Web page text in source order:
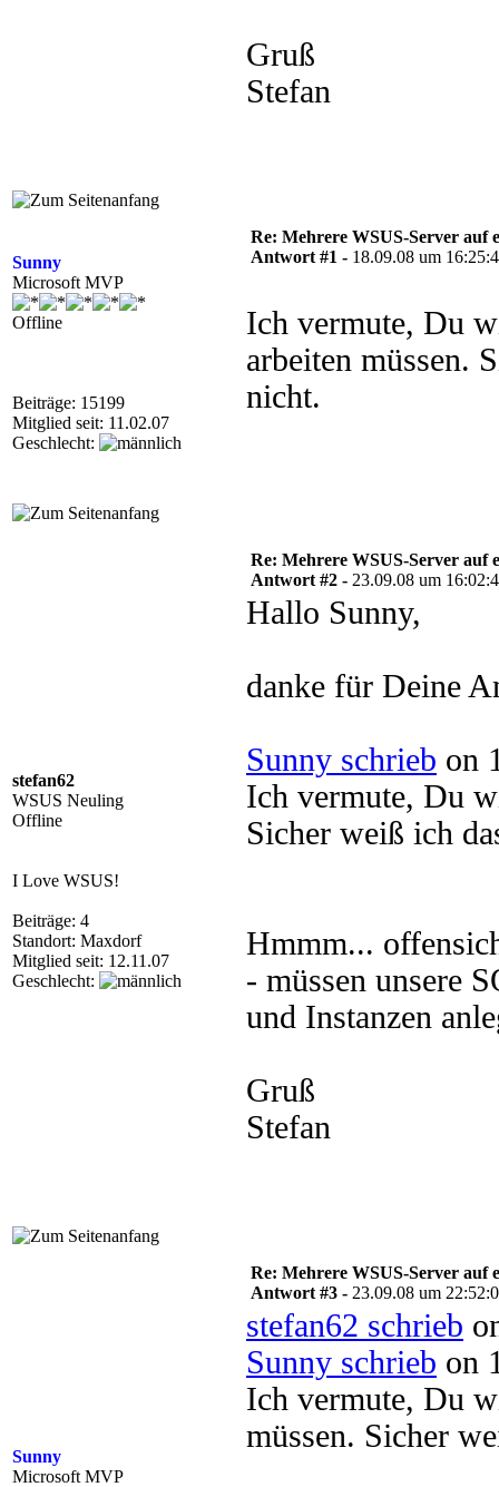
Gruß
Stefan
Sunny
Microsoft MVP
Offline
Beiträge: 15199
Mitglied seit: 11.02.07
Geschlecht:
Re: Mehrere WSUS-Server auf
Antwort #1 - 18.09.08 um
Ich vermute, Du
arbeiten müssen.
nicht.
stefan62
WSUS Neuling
Offline
I Love WSUS!
Beiträge: 4
Standort: Maxdorf
Mitglied seit: 12.11.07
Geschlecht:
Re: Mehrere WSUS-Server auf
Antwort #2 - 23.09.08 um
Hallo Sunny,
danke für Deine
Sunny schrieb on
Ich vermute, Du
Sicher weiß ich
Hmmm...
- müssen unsere
und Instanzen
Gruß
Stefan
Sunny
Microsoft MVP
Re: Mehrere WSUS-Server auf
Antwort #3 - 23.09.08 um
stefan62 schrieb
Sunny schrieb on
Ich vermute, Du
müssen. Sicher